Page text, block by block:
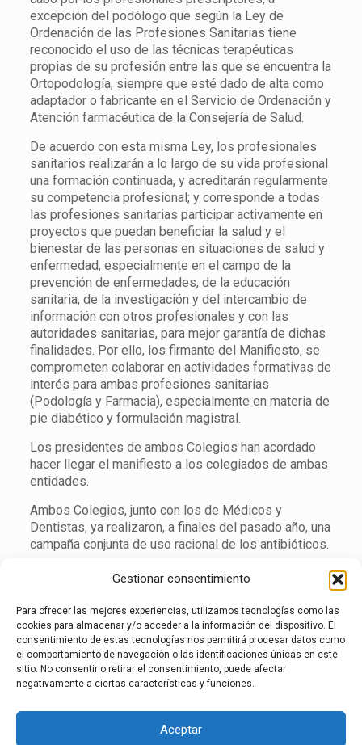
Gestionar consentimiento
Para ofrecer las mejores experiencias, utilizamos tecnologías como las
cookies para almacenar y/o acceder a la información del dispositivo. El
consentimiento de estas tecnologías nos permitirá procesar datos como
el comportamiento de navegación o las identificaciones únicas en este
sitio. No consentir o retirar el consentimiento, puede afectar
negativamente a ciertas características y funciones.
Aceptar
excepción del podólogo que según la Ley de
Ordenación de las Profesiones Sanitarias tiene
reconocido el uso de las técnicas terapéuticas
propias de su profesión entre las que se encuentra la
Ortopodología, siempre que esté dado de alta como
adaptador o fabricante en el Servicio de Ordenación y
Atención farmacéutica de la Consejería de Salud.
De acuerdo con esta misma Ley, los profesionales
sanitarios realizarán a lo largo de su vida profesional
una formación continuada, y acreditarán regularmente
su competencia profesional; y corresponde a todas
las profesiones sanitarias participar activamente en
proyectos que puedan beneficiar la salud y el
bienestar de las personas en situaciones de salud y
enfermedad, especialmente en el campo de la
prevención de enfermedades, de la educación
sanitaria, de la investigación y del intercambio de
información con otros profesionales y con las
autoridades sanitarias, para mejor garantía de dichas
finalidades. Por ello, los firmante del Manifiesto, se
comprometen colaborar en actividades formativas de
interés para ambas profesiones sanitarias
(Podología y Farmacia), especialmente en materia de
pie diabético y formulación magistral.
Los presidentes de ambos Colegios han acordado
hacer llegar el manifiesto a los colegiados de ambas
entidades.
Ambos Colegios, junto con los de Médicos y
Dentistas, ya realizaron, a finales del pasado año, una
campaña conjunta de uso racional de los antibióticos.
Javier Alonso García
Responsable Gabinete de Comunicación
prensa@cgcop.es